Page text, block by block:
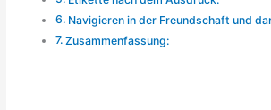
Navigieren in der Freundschaft und
Zusammenfassung: